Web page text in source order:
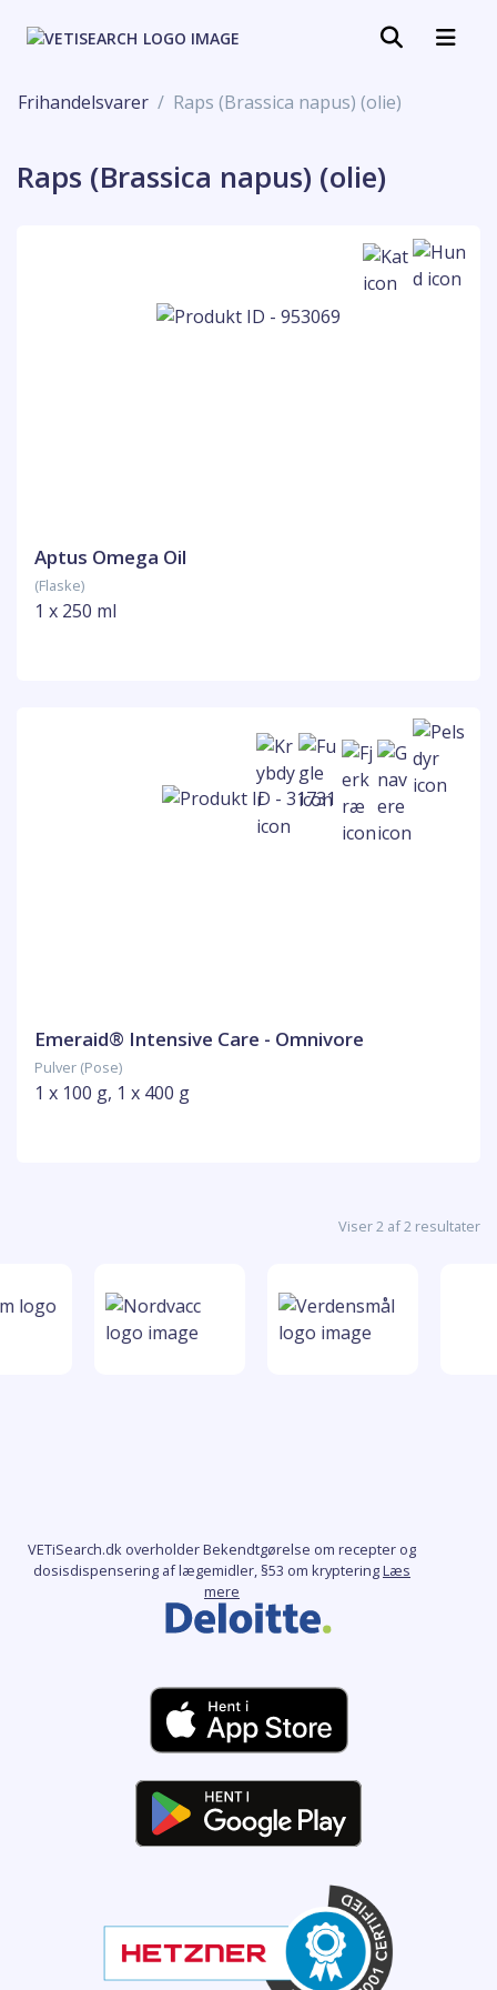
Frihandelsvarer Raps (Brassica napus) (olie)
Raps (Brassica napus) (olie)
Aptus Omega Oil
(Flaske)
1 x 250 ml
Emeraid® Intensive Care - Omnivore
Pulver (Pose)
1 x 100 g, 1 x 400 g
Viser 2 af 2 resultater
VETiSearch.dk overholder Bekendtgørelse om recepter og
dosisdispensering af lægemidler, §53 om krypteringLæs
mere